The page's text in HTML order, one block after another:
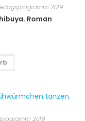
2019
Roman
2019